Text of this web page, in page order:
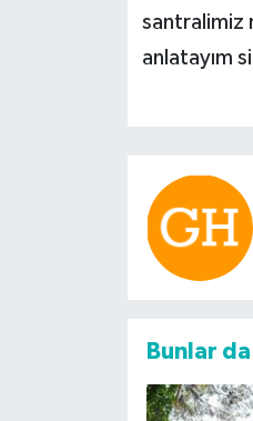
santralimiz
anlatayım
Bunlar